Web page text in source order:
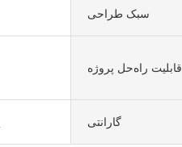
سبک طراحی
قابلیت راه‌حل پروژه
گارانتی